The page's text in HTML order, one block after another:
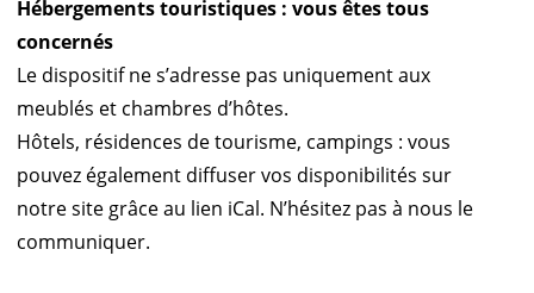
Hébergements touristiques : vous êtes tous
concernés
Le dispositif ne s’adresse pas uniquement aux
meublés et chambres d’hôtes.
Hôtels, résidences de tourisme, campings : vous
pouvez également diffuser vos disponibilités sur
notre site grâce au lien iCal. N’hésitez pas à nous le
communiquer.